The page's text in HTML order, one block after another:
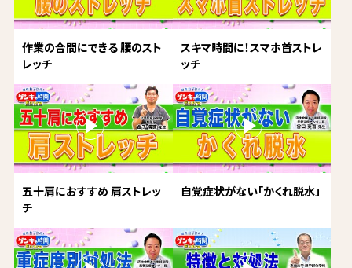
作業の合間にできる 腰のスト
レッチ
スキマ時間に！スマホ首ストレ
ッチ
五十肩におすすめ 肩ストレッ
チ
自覚症状がない「かくれ脱水」